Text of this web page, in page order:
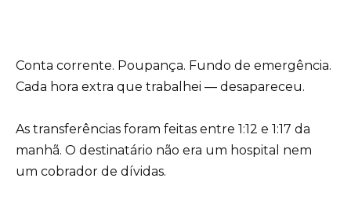
Conta corrente. Poupança. Fundo de emergência.
Cada hora extra que trabalhei — desapareceu.
As transferências foram feitas entre 1:12 e 1:17 da
manhã. O destinatário não era um hospital nem
um cobrador de dívidas.